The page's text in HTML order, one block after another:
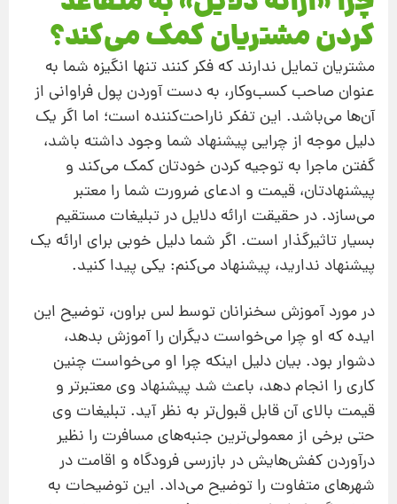
کردن مشتریان کمک می‌کند؟
مشتریان تمایل ندارند که فکر کنند تنها انگیزه شما به
عنوان صاحب کسب‌وکار، به دست آوردن پول فراوانی از
آن‌ها می‌باشد. این تفکر ناراحت‌کننده است؛ اما اگر یک
دلیل موجه از چرایی پیشنهاد شما وجود داشته باشد،
گفتن ماجرا به توجیه کردن خودتان کمک می‌کند و
پیشنهادتان، قیمت و ادعای ضرورت شما را معتبر
می‌سازد. در حقیقت ارائه دلایل در تبلیغات مستقیم
بسیار تاثیرگذار است. اگر شما دلیل خوبی برای ارائه یک
پیشنهاد ندارید، پیشنهاد می‌کنم: یکی پیدا کنید.
در مورد آموزش سخنرانان توسط لس براون، توضیح این
ایده که او چرا می‌خواست دیگران را آموزش بدهد،
دشوار بود. بیان دلیل اینکه چرا او می‌خواست چنین
کاری را انجام دهد، باعث شد پیشنهاد وی معتبرتر و
قیمت بالای آن قابل قبول‌تر به نظر آید. تبلیغات وی
حتی برخی از معمولی‌ترین جنبه‌های مسافرت را نظیر
درآوردن کفش‌هایش در بازرسی فرودگاه و اقامت در
شهرهای متفاوت را توضیح می‌داد. این توضیحات به